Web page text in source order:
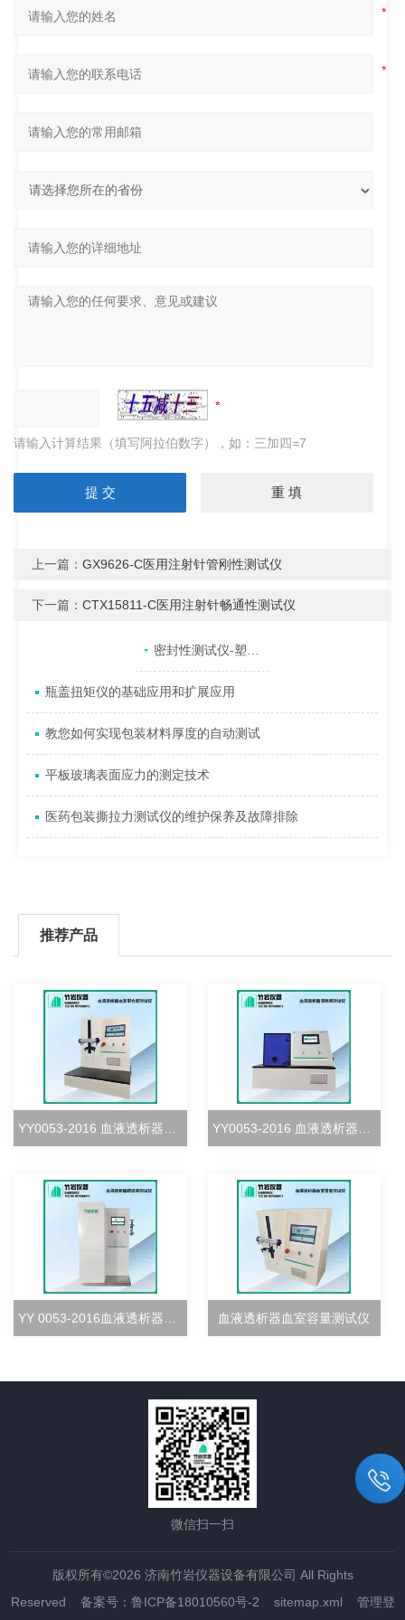
请输入计算结果（填写阿拉伯数字），如：三加四=7
上一篇：GX9626-C医用注射针管刚性测试仪
下一篇：CTX15811-C医用注射针畅通性测试仪
相关文章
瓶盖扭矩仪的基础应用和扩展应用
教您如何实现包装材料厚度的自动测试
平板玻璃表面应力的测定技术
医药包装撕拉力测试仪的维护保养及故障排除
推荐产品
血液透析器血室容量测试仪
微信扫一扫
版权所有©2026 济南竹岩仪器设备有限公司 All Rights
Reserved 备案号：鲁ICP备18010560号-2 sitemap.xml 管理登